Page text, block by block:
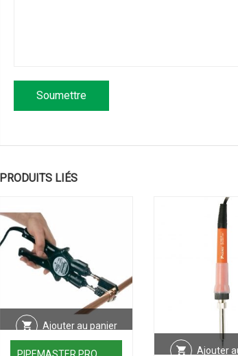
PRODUITS LIÉS
Ajouter au panier
Ajouter